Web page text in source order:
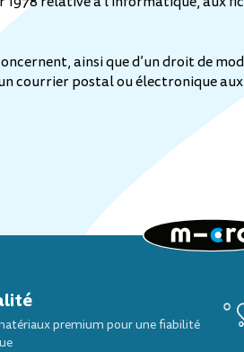
ainsi que d’un droit de
courrier postal ou électronique
premium pour une fiabilité